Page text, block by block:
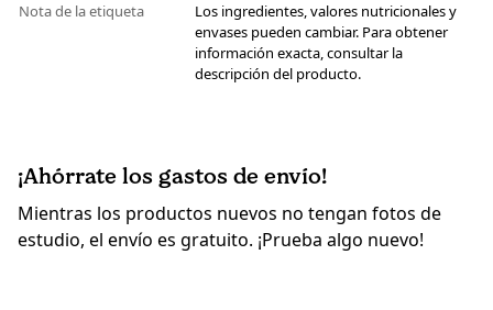
Nota de la etiqueta
Los ingredientes, valores nutricionales y
envases pueden cambiar. Para obtener
información exacta, consultar la
descripción del producto.
¡Ahórrate los gastos de envío!
Mientras los productos nuevos no tengan fotos de
estudio, el envío es gratuito. ¡Prueba algo nuevo!